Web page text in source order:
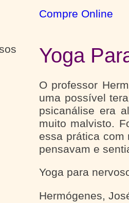
Compre Online
Yoga
O professor
uma possível
psicanálise era
muito malvisto.
essa prática com
pensavam e
Yoga para
Hermógenes,